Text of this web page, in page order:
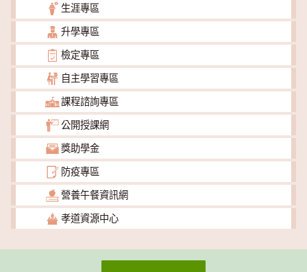
生涯專區
升學專區
檢定專區
自主學習專區
課程諮詢專區
公開授課網
獎助學金
防疫專區
營養午餐資訊網
孝道資源中心